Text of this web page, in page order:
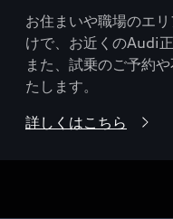
お住まいや職場のエ
けで、お近くのAudi
また、試乗のご予約
たします。
詳しくはこちら